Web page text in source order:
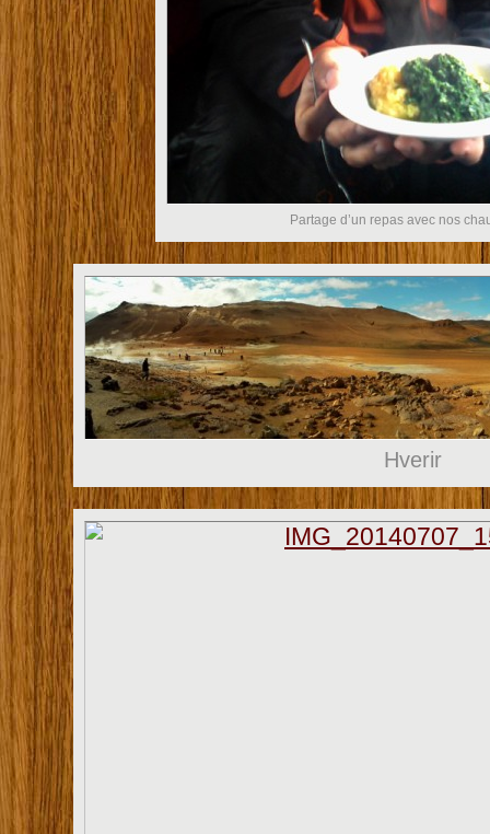
Partage d’un repas avec nos
Hverir